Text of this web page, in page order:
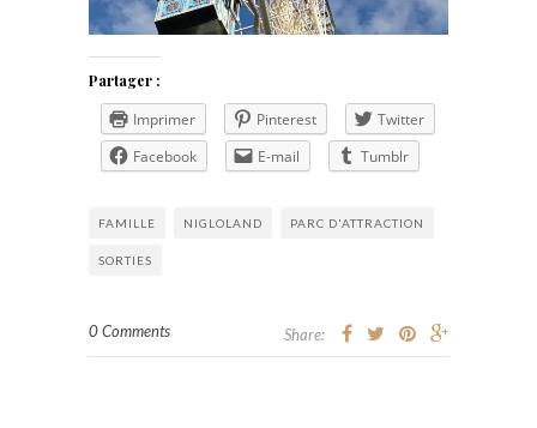
Partager :
Imprimer Pinterest
Twitter
Facebook
E-mail Tumblr
FAMILLE NIGLOLAND PARC D'ATTRACTION
SORTIES
0 Comments Share: